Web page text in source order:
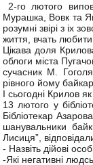
2-го лютого
Мурашка, Вовк та
розумні звірі з іх
життя, вчать любити
Цікава доля
облоги міста
сучасник М.
рівного йому
І сьогодні Крилов
13 лютого у
Бібліотекар
шанувальники
Лисиця”,
- Назвіть дійові
-Які негативні